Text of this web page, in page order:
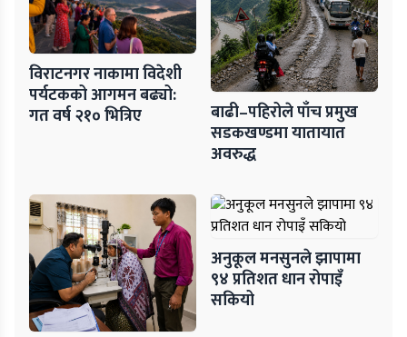
विराटनगर नाकामा विदेशी
पर्यटकको आगमन बढ्यो:
गत वर्ष २१० भित्रिए बाढी–पहिरोले पाँच प्रमुख
सडकखण्डमा यातायात
अवरुद्ध
अनुकूल मनसुनले झापामा
९४ प्रतिशत धान रोपाइँ
सकियो